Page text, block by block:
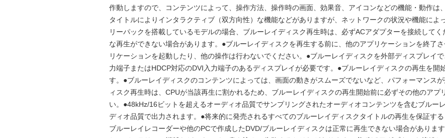
作動しますので、コンテンツによって、操作方法、操作時の画面、効果音、アイコンなどの機能・動作は
タイトルによりインタラクティブ（双方向性）な機能などがありますが、ネットワークの状況や機能によ
リーパックを搭載しているモデルの場合、ブルーレイディスク再生時は、必ずACアダプターを接続して
な再生ができない場合があります。●ブルーレイディスクを再生する前に、他のアプリケーションを終了
リケーションを起動したり、他の操作は行わないでください。●ブルーレイディスクを外部ディスプレイ
力端子またはHDCP対応のDVI入力端子のあるディスプレイが必要です。●ブルーレイディスクの再生を開
す。●ブルーレイディスクのコンテンツによっては、画面の動きがスムーズでないなど、パフォーマンス
ィスク再生時は、CPUが当該再生に割かれるため、ブルーレイディスクの再生開始前に必ずその他のアプ
い。●48kHz/16ビットを超えるオーディオ品質でサンプリングされたオーディオコンテンツを含むブルー
ディオ品質で出力されます。●将来的に発売されるすべてのブルーレイディスクタイトルの再生を保証す
ブルーレイレコーダーや他のPCで作成したDVD/ブルーレイディスクは正常に再生できない場合がありま